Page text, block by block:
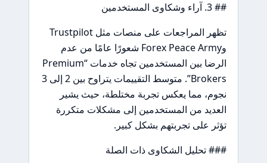
## 3. آراء وشكاوى المستخدمين
تظهر المراجعات على منصات مثل Trustpilot
وForex Peace Army شعورًا عامًا من عدم
الرضا بين المستخدمين تجاه خدمات “Premium
Brokers”. متوسط التقييمات يتراوح بين 2 إلى 3
نجوم، مما يعكس تجربة مختلطة، حيث يشير
العديد من المستخدمين إلى مشكلات متكررة
تؤثر على تجربتهم بشكل كبير.
### تحليل الشكاوى ذات الصلة